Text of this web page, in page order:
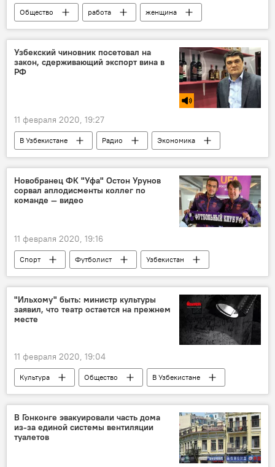
Общество работа
женщина
Ташкент
Узбекский чиновник посетовал на
закон, сдерживающий экспорт вина в
РФ
11 февраля 2020, 19:27
В Узбекистане Радио Экономика
Новобранец ФК "Уфа" Остон Урунов
сорвал аплодисменты коллег по
команде — видео
11 февраля 2020, 19:16
Спорт Футболист
Узбекистан
Россия
"Ильхому" быть: министр культуры
заявил, что театр остается на прежнем
месте
11 февраля 2020, 19:04
Культура Общество
В Узбекистане
театр "Ильхом"
приватизация
Саида Мирзиёева
защита прав и свобод
министр
В Гонконге эвакуировали часть дома
из-за единой системы вентиляции
туалетов